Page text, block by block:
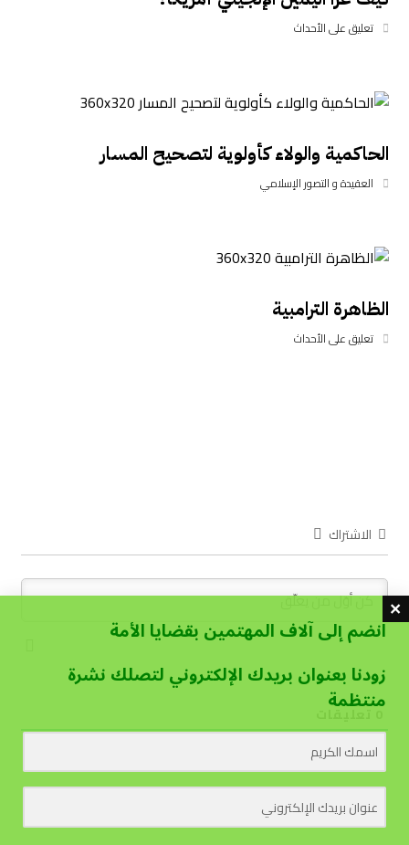
تعليق على الأحداث
الحاكمية والولاء كأولوية لتصحيح المسار
العقيدة و التصور الإسلامي
الظاهرة الترامبية
تعليق على الأحداث
الاشتراك
0تعليقات
انضم إلى آلاف المهتمين بقضايا الأمة
زودنا بعنوان بريدك الإلكتروني لتصلك نشرة
منتظمة